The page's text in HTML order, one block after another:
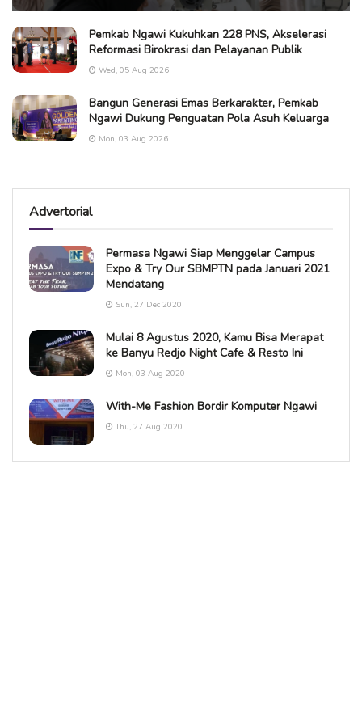
Pemkab Ngawi Kukuhkan 228 PNS, Akselerasi
Reformasi Birokrasi dan Pelayanan Publik
Wed, 05 Aug 2026
Bangun Generasi Emas Berkarakter, Pemkab
Ngawi Dukung Penguatan Pola Asuh Keluarga
Mon, 03 Aug 2026
Advertorial
Permasa Ngawi Siap Menggelar Campus
Expo & Try Our SBMPTN pada Januari 2021
Mendatang
Sun, 27 Dec 2020
Mulai 8 Agustus 2020, Kamu Bisa Merapat
ke Banyu Redjo Night Cafe & Resto Ini
Mon, 03 Aug 2020
With-Me Fashion Bordir Komputer Ngawi
Thu, 27 Aug 2020